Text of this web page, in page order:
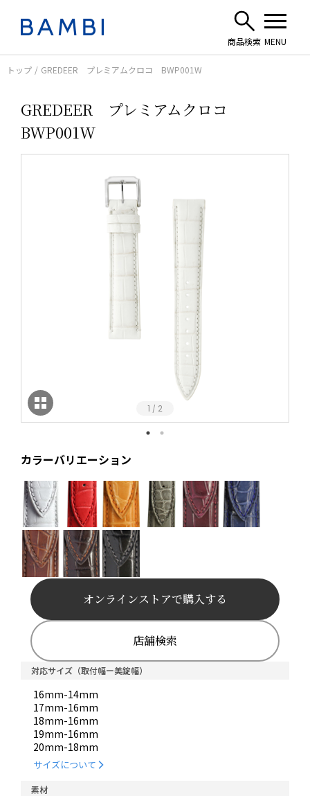
トップ GREDEER プレミアムクロコ BWP001W
GREDEER プレミアムクロコ
BWP001W
1 / 2
カラーバリエーション
対応サイズ（取付幅ー美錠幅）
16mm-14mm
17mm-16mm
18mm-16mm
19mm-16mm
20mm-18mm
サイズについて
素材
オンラインストアで購入する
店舗検索